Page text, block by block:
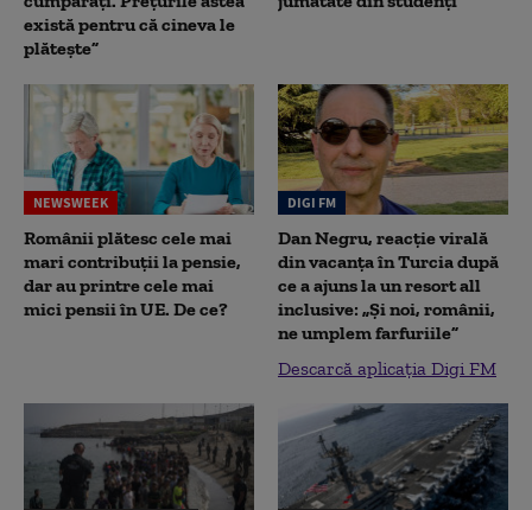
există pentru că cineva le
plătește”
NEWSWEEK
Românii plătesc cele mai
mari contribuții la pensie,
dar au printre cele mai
mici pensii în UE. De ce?
DIGI FM
Dan Negru, reacție virală
din vacanța în Turcia după
ce a ajuns la un resort all
inclusive: „Și noi, românii,
ne umplem farfuriile”
Descarcă aplicația Digi FM